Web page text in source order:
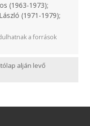
(1963-1973);
(1971-1979);
a források
alján levő